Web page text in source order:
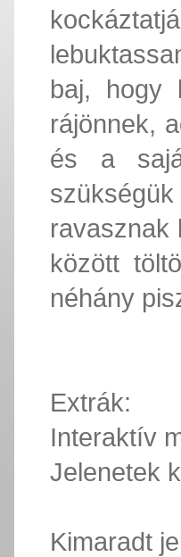
baj, hogy
rájönnek,
és a
ravasznak
között
néhány
Extrák:
Interaktív
Jelenetek
Kimaradt